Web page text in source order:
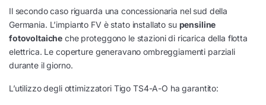
Il secondo caso riguarda una concessionaria nel sud della
Germania. L’impianto FV è stato installato su pensiline
fotovoltaiche che proteggono le stazioni di ricarica della flotta
elettrica. Le coperture generavano ombreggiamenti parziali
durante il giorno.
L’utilizzo degli ottimizzatori Tigo TS4-A-O ha garantito: